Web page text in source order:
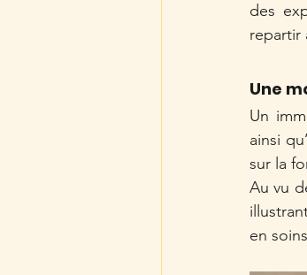
des
repartir
Une
Un
ainsi
sur la
Au vu
en